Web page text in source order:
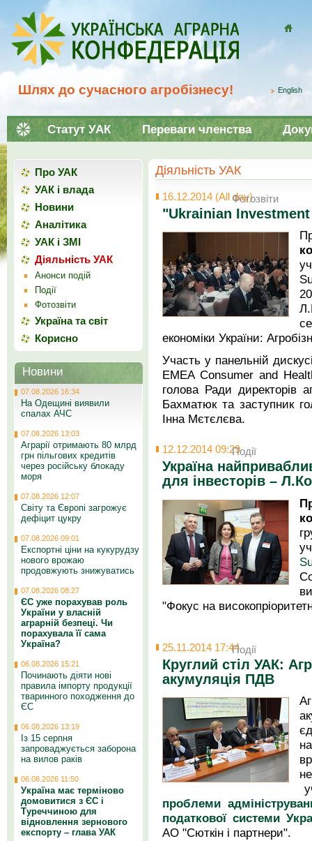
Шлях до сучасного агробізнесу! English
Статут УАК Переваги членства
Діяльність УАК
16.12.2014 (All day)Фотозвіти
"Ukrainian
економіки України:
Участь у панельній
EMEA Consumer and
голова Ради директорів
Бахматюк та заступник
Інна Мєтєлєва.
12.12.2014 09:29Події
Україна
для інвесторів –
"Фокус на
25.11.2014 17:44Події
Круглий стіл УАК:
акумуляція ПДВ
проблеми
податкової системи
АО "Сюткін і партнери".
Про УАК
УАК і влада
Новини
Аналітика
УАК і ЗМІ
Діяльність УАК
Анонси подій
Події
Фотозвіти
Україна та світ
Корисно
Новини
07.08.2026 16:34
На Одещині виявили
спалах АЧС
07.08.2026 13:03
Аграрії отримають 80 млрд
грн пільгових кредитів
через російську блокаду
моря
07.08.2026 12:07
Світу та Європі загрожує
дефіцит цукру
07.08.2026 09:01
Експортні ціни на кукурудзу
нового врожаю
продовжують знижуватись
07.08.2026 08:27
ЄС уже порахував роль
України у власній
аграрній безпеці. Чи
порахувала її сама
Україна?
06.08.2026 15:21
Починають діяти нові
правила імпорту продукції
тваринного походження до
ЄС
06.08.2026 13:19
Із 15 серпня
запроваджується заборона
на вилов раків
06.08.2026 11:50
Україна має терміново
домовитися з ЄС і
Туреччиною для
відновлення зернового
експорту – глава УАК